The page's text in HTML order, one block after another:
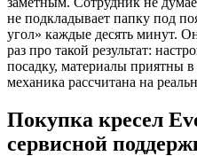
не подкладывает папку под
угол» каждые десять минут.
раз про такой результат:
посадку, материалы приятны
механика рассчитана на
Покупка кресел
сервисной